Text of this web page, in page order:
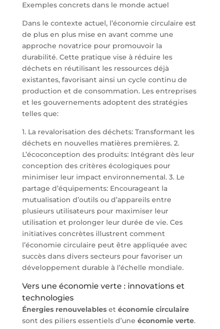
Exemples concrets dans le monde actuel
Dans le contexte actuel, l’économie circulaire est
de plus en plus mise en avant comme une
approche novatrice pour promouvoir la
durabilité. Cette pratique vise à réduire les
déchets en réutilisant les ressources déjà
existantes, favorisant ainsi un cycle continu de
production et de consommation. Les entreprises
et les gouvernements adoptent des stratégies
telles que:
1. La revalorisation des déchets: Transformant les
déchets en nouvelles matières premières. 2.
L’écoconception des produits: Intégrant dès leur
conception des critères écologiques pour
minimiser leur impact environnemental. 3. Le
partage d’équipements: Encourageant la
mutualisation d’outils ou d’appareils entre
plusieurs utilisateurs pour maximiser leur
utilisation et prolonger leur durée de vie. Ces
initiatives concrètes illustrent comment
l’économie circulaire peut être appliquée avec
succès dans divers secteurs pour favoriser un
développement durable à l’échelle mondiale.
Vers une économie verte : innovations et
technologies
Énergies renouvelableset économie circulaire
sont des piliers essentiels d’une économie verte.